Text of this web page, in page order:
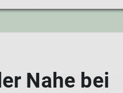
Formulare/
Vortrag Heinz
Video Alpinathlon 2018
Nahe bei